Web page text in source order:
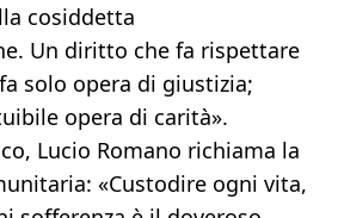
cosiddetta
Un diritto che fa rispettare
solo opera di giustizia;
opera di carità».
Lucio Romano richiama la
«Custodire ogni vita,